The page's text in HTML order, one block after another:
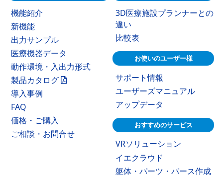
機能紹介
新機能
出力サンプル
医療機器データ
動作環境・入出力形式
製品カタログ
導入事例
FAQ
価格・ご購入
ご相談・お問合せ
3D医療施設プランナーとの
違い
比較表
お使いのユーザー様
サポート情報
ユーザーズマニュアル
アップデータ
おすすめのサービス
VRソリューション
イエクラウド
躯体・パーツ・パース作成